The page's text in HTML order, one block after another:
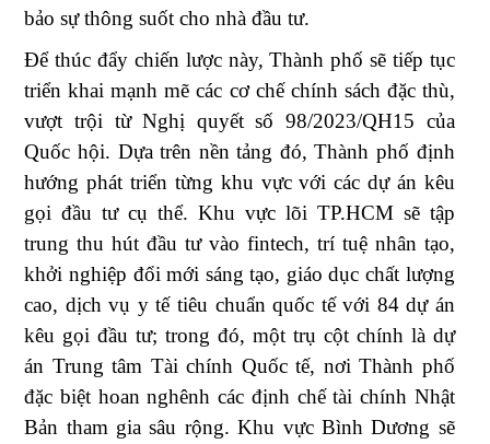
bảo sự thông suốt cho nhà đầu tư.
Để thúc đẩy chiến lược này, Thành phố sẽ tiếp tục
triển khai mạnh mẽ các cơ chế chính sách đặc thù,
vượt trội từ Nghị quyết số 98/2023/QH15 của
Quốc hội. Dựa trên nền tảng đó, Thành phố định
hướng phát triển từng khu vực với các dự án kêu
gọi đầu tư cụ thể. Khu vực lõi TP.HCM sẽ tập
trung thu hút đầu tư vào fintech, trí tuệ nhân tạo,
khởi nghiệp đổi mới sáng tạo, giáo dục chất lượng
cao, dịch vụ y tế tiêu chuẩn quốc tế với 84 dự án
kêu gọi đầu tư; trong đó, một trụ cột chính là dự
án Trung tâm Tài chính Quốc tế, nơi Thành phố
đặc biệt hoan nghênh các định chế tài chính Nhật
Bản tham gia sâu rộng. Khu vực Bình Dương sẽ